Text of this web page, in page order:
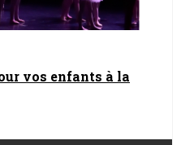
vos enfants à la